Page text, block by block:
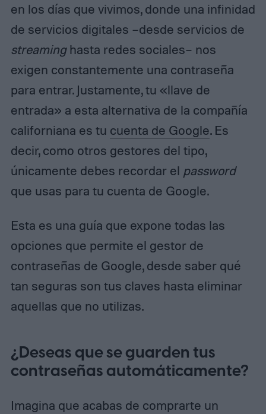
en los días que vivimos, donde una infinidad
de servicios digitales –desde servicios de
streaminghasta redes sociales– nos
exigen constantemente una contraseña
para entrar. Justamente, tu «llave de
entrada» a esta alternativa de la compañía
californiana es tu cuenta de Google. Es
decir, como otros gestores del tipo,
únicamente debes recordar el password
que usas para tu cuenta de Google.
Esta es una guía que expone todas las
opciones que permite el gestor de
contraseñas de Google, desde saber qué
tan seguras son tus claves hasta eliminar
aquellas que no utilizas.
¿Deseas que se guarden tus
contraseñas automáticamente?
Imagina que acabas de comprarte un